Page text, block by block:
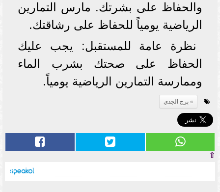
والحفاظ على بشرتك. مارس التمارين
الرياضية يومياً للحفاظ على رشاقتك.
نظرة عامة للمستقبل: يجب عليك
الحفاظ على صحتك بشرب الماء
وممارسة التمارين الرياضية يومياً.
برج الجدي
⇧